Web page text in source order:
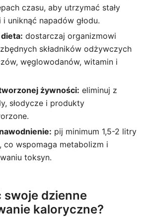
czasu, aby utrzymać stały
uniknąć napadów głodu.
dostarczaj organizmowi
składników odżywczych
węglowodanów, witamin i
żywności: eliminuj z
słodycze i produkty
pij minimum 1,5-2 litry
co wspomaga metabolizm i
toksyn.
dzienne
kaloryczne?